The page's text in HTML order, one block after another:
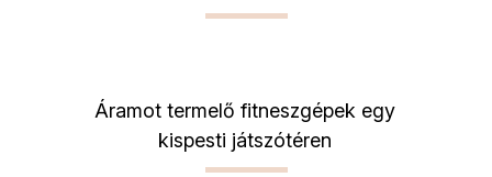
Áramot termelő fitneszgépek egy
kispesti játszótéren